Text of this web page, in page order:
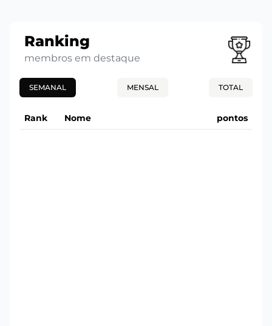
Ranking
membros em destaque
SEMANAL MENSAL TOTAL
Rank Nome pontos